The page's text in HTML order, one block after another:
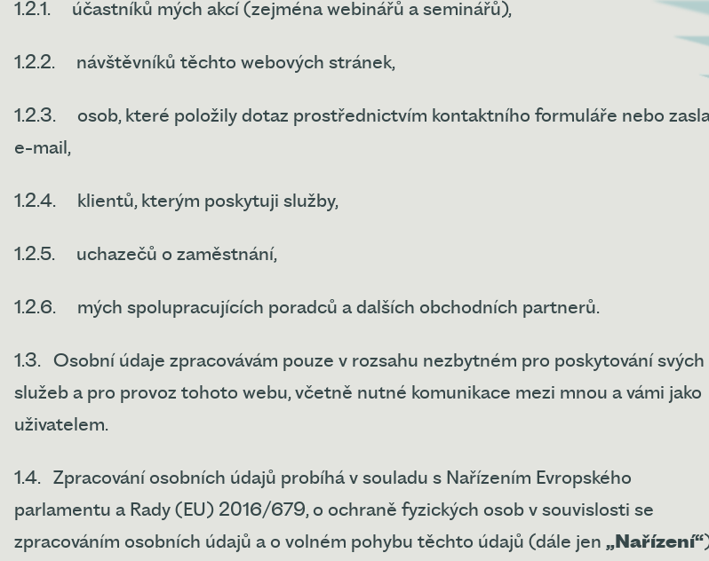
1.2.1. účastníků mých akcí (zejména webinářů a seminářů),
1.2.2. návštěvníků těchto webových stránek,
1.2.3.
osob, které položily dotaz prostřednictvím kontaktního formuláře nebo
e-mail,
1.2.4. klientů, kterým poskytuji služby,
1.2.5. uchazečů o zaměstnání,
1.2.6. mých spolupracujících poradců a dalších obchodních partnerů.
1.3.
Osobní údaje zpracovávám pouze v rozsahu nezbytném pro poskytování svých
služeb a pro provoz tohoto webu, včetně nutné komunikace mezi mnou a vámi jako
uživatelem.
1.4.
Zpracování osobních údajů probíhá v souladu s Nařízením Evropského
parlamentu a Rady (EU) 2016/679, o ochraně fyzických osob v souvislosti se
zpracováním osobních údajů a o volném pohybu těchto údajů (dále jen „Nařízení“